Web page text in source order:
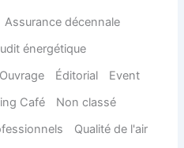
Assurance décennale
énergétique
Éditorial
Event
Café
Non classé
Qualité de l'air